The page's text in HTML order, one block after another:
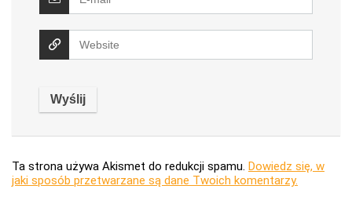
Ta strona używa Akismet do redukcji spamu. Dowiedz się, w
jaki sposób przetwarzane są dane Twoich komentarzy.